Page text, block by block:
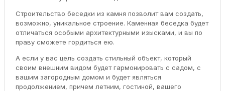
Строительство беседки из камня позволит вам создать,
возможно, уникальное строение. Каменная беседка будет
отличаться особыми архитектурными изысками, и вы по
праву сможете гордиться ею.
А если у вас цель создать стильный объект, который
своим внешним видом будет гармонировать с садом, с
вашим загородным домом и будет являться
продолжением, причем летним, гостиной, вашего